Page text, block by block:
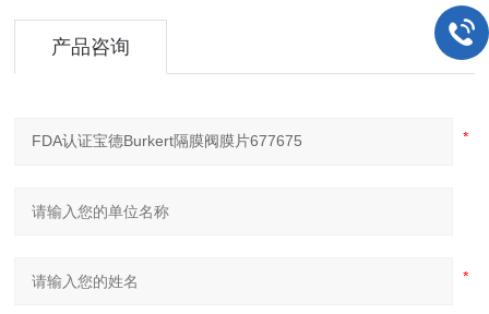
产品咨询